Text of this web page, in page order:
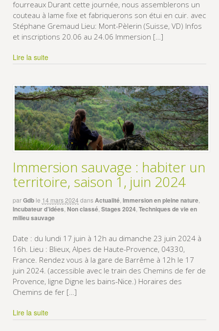
fourreaux Durant cette journée, nous assemblerons un
couteau à lame fixe et fabriquerons son étui en cuir. avec
Stéphane Gremaud Lieu: Mont-Pèlerin (Suisse, VD) Infos
et inscriptions 20.06 au 24.06 Immersion […]
Lire la suite
Immersion sauvage : habiter un
territoire, saison 1, juin 2024
parGdb le 14 mars 2024 dansActualité, Immersion en pleine nature,
Incubateur d’idées Non classé, Stages 2024, Techniques de vie en
milieu sauvage
Date : du lundi 17 juin à 12h au dimanche 23 juin 2024 à
16h. Lieu : Blieux, Alpes de Haute-Provence, 04330,
France. Rendez vous à la gare de Barrême à 12h le 17
juin 2024. (accessible avec le train des Chemins de fer de
Provence, ligne Digne les bains-Nice.) Horaires des
Chemins de fer […]
Lire la suite